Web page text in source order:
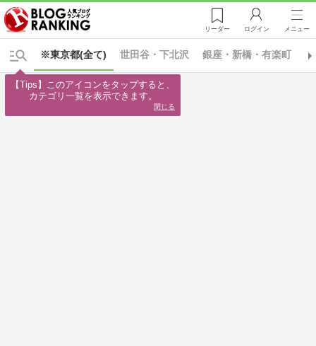
リーダー ログイン メニュー
※東京都(全て) 世田谷・下北沢 銀座・新橋・有楽町
【Tips】このアイコンをタップすると、
カテゴリ一覧を表示できます。
閉じる